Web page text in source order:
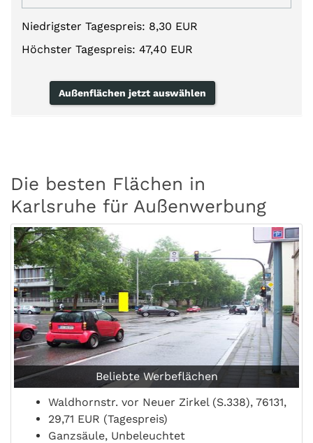
Niedrigster Tagespreis: 8,30 EUR
Höchster Tagespreis: 47,40 EUR
Außenflächen jetzt auswählen
Die besten Flächen in
Karlsruhe für Außenwerbung
Beliebte Werbeflächen
Waldhornstr. vor Neuer Zirkel (S.338), 76131,
29,71 EUR (Tagespreis)
Ganzsäule, Unbeleuchtet